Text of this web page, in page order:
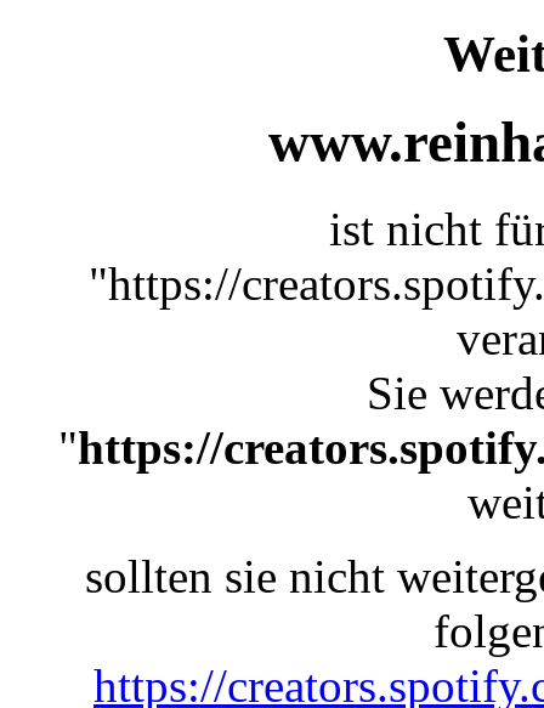
ist nicht
"https://
Sie
"https://
sollten sie nicht
https://